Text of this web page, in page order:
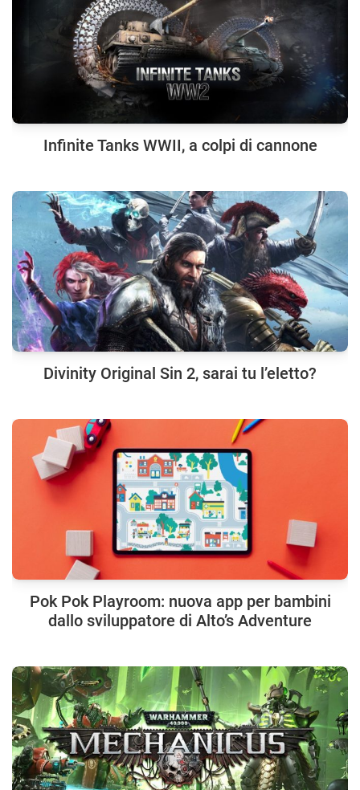
Infinite Tanks WWII, a colpi di cannone
Divinity Original Sin 2, sarai tu l’eletto?
Pok Pok Playroom: nuova app per bambini
dallo sviluppatore di Alto’s Adventure